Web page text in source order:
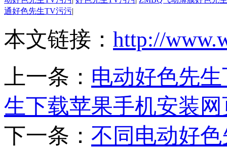
通好色先生TV污污|
本文链接： http://
上一条： 电动好色先
生下载苹果手机安装
下一条： 不同电动好